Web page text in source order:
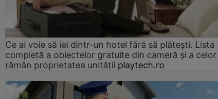
Ce ai voie să iei dintr-un hotel fără să plătești. Lista
completă a obiectelor gratuite din cameră și a
rămân proprietatea unității playtech.ro